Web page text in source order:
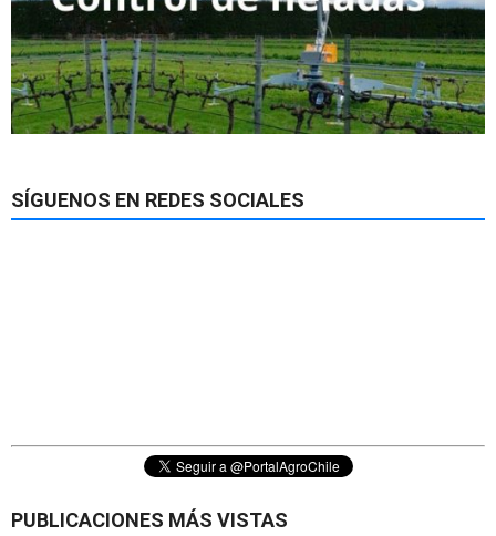
SÍGUENOS EN REDES SOCIALES
PUBLICACIONES MÁS VISTAS